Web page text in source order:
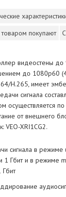
покупают
видеостены до
до 1080p60
H.265, имеет
сигнала
осуществляется
от внешнего
VEO-XRI1CG2.
сигнала в режиме
1 Гбит и в режиме